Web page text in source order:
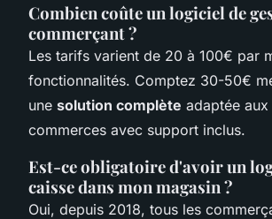
Combien coûte un logiciel de
commerçant ?
Les tarifs varient de 20 à 100€ par
fonctionnalités. Comptez 30-50€
une solution complète adaptée
commerces avec support inclus.
Est-ce obligatoire d'avoir un
caisse dans mon magasin ?
Oui, depuis 2018, tous les